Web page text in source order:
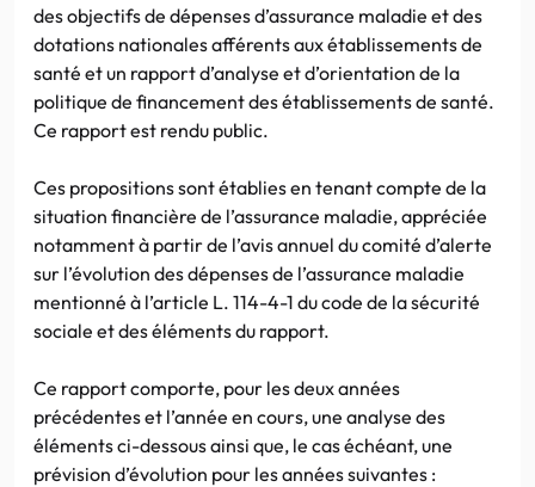
des objectifs de dépenses d’assurance maladie et des
dotations nationales afférents aux établissements de
santé et un rapport d’analyse et d’orientation de la
politique de financement des établissements de santé.
Ce rapport est rendu public.
Ces propositions sont établies en tenant compte de la
situation financière de l’assurance maladie, appréciée
notamment à partir de l’avis annuel du comité d’alerte
sur l’évolution des dépenses de l’assurance maladie
mentionné à l’article L. 114-4-1 du code de la sécurité
sociale et des éléments du rapport.
Ce rapport comporte, pour les deux années
précédentes et l’année en cours, une analyse des
éléments ci-dessous ainsi que, le cas échéant, une
prévision d’évolution pour les années suivantes :